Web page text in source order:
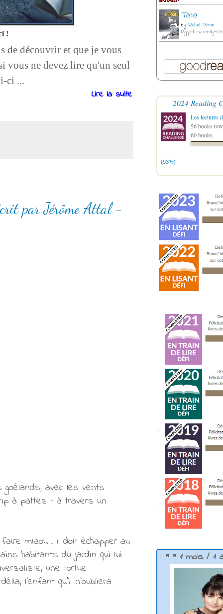
!
de découvrir et que je vous
vous ne devez lire qu'un seul
ci ...
Lire la suite
par Jérôme Attal -
avec les vents
à pattes – à travers un
miaou ! Il doit échapper au
habitants du jardin qui lui
une tortue
l’enfant qu’il n’oubliera
Tata
by Valérie Perrin
tagged: currently-
2024 Reading
Les lectures
56 books
60 books.
(93%)
* * 1 mois / 1